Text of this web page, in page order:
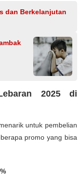
dan Berkelanjutan
2025 di
untuk pembelian
promo yang bisa